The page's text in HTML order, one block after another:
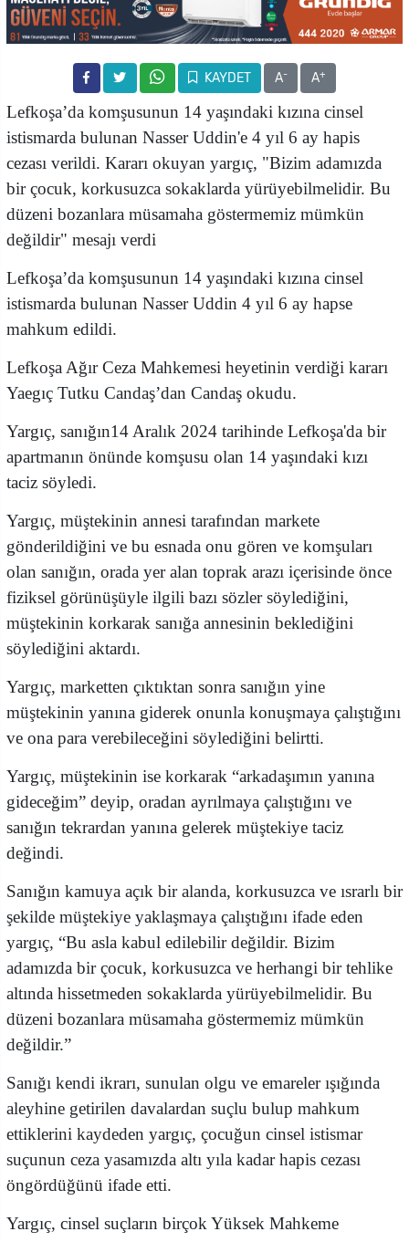
KAYDET A- A+
Lefkoşa’da komşusunun 14 yaşındaki kızına cinsel
istismarda bulunan Nasser Uddin'e 4 yıl 6 ay hapis
cezası verildi. Kararı okuyan yargıç, "Bizim adamızda
bir çocuk, korkusuzca sokaklarda yürüyebilmelidir. Bu
düzeni bozanlara müsamaha göstermemiz mümkün
değildir" mesajı verdi
Lefkoşa’da komşusunun 14 yaşındaki kızına cinsel
istismarda bulunan Nasser Uddin 4 yıl 6 ay hapse
mahkum edildi.
Lefkoşa Ağır Ceza Mahkemesi heyetinin verdiği kararı
Yaegıç Tutku Candaş’dan Candaş okudu.
Yargıç, sanığın14 Aralık 2024 tarihinde Lefkoşa'da bir
apartmanın önünde komşusu olan 14 yaşındaki kızı
taciz söyledi.
Yargıç, müştekinin annesi tarafından markete
gönderildiğini ve bu esnada onu gören ve komşuları
olan sanığın, orada yer alan toprak arazı içerisinde önce
fiziksel görünüşüyle ilgili bazı sözler söylediğini,
müştekinin korkarak sanığa annesinin beklediğini
söylediğini aktardı.
Yargıç, marketten çıktıktan sonra sanığın yine
müştekinin yanına giderek onunla konuşmaya çalıştığını
ve ona para verebileceğini söylediğini belirtti.
Yargıç, müştekinin ise korkarak “arkadaşımın yanına
gideceğim” deyip, oradan ayrılmaya çalıştığını ve
sanığın tekrardan yanına gelerek müştekiye taciz
değindi.
Sanığın kamuya açık bir alanda, korkusuzca ve ısrarlı bir
şekilde müştekiye yaklaşmaya çalıştığını ifade eden
yargıç, “Bu asla kabul edilebilir değildir. Bizim
adamızda bir çocuk, korkusuzca ve herhangi bir tehlike
altında hissetmeden sokaklarda yürüyebilmelidir. Bu
düzeni bozanlara müsamaha göstermemiz mümkün
değildir.”
Sanığı kendi ikrarı, sunulan olgu ve emareler ışığında
aleyhine getirilen davalardan suçlu bulup mahkum
ettiklerini kaydeden yargıç, çocuğun cinsel istismar
suçunun ceza yasamızda altı yıla kadar hapis cezası
öngördüğünü ifade etti.
Yargıç, cinsel suçların birçok Yüksek Mahkeme